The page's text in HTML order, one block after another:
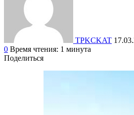
TPKCKAT
0 Время чтения: 1 минута
Поделиться